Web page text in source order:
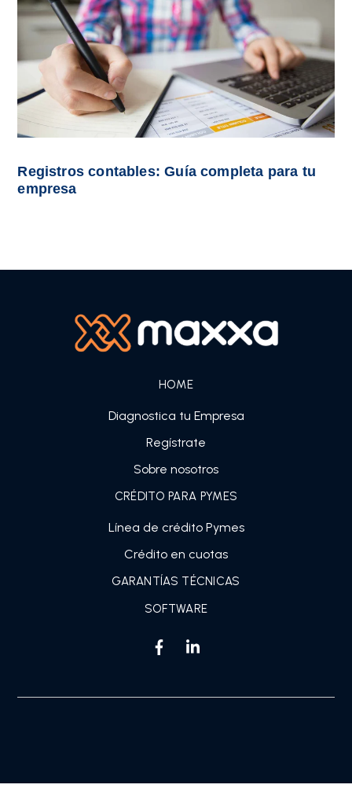
Registros contables: Guía completa para tu
empresa
HOME
Diagnostica tu Empresa
Regístrate
Sobre nosotros
CRÉDITO PARA PYMES
Línea de crédito Pymes
Crédito en cuotas
GARANTÍAS TÉCNICAS
SOFTWARE